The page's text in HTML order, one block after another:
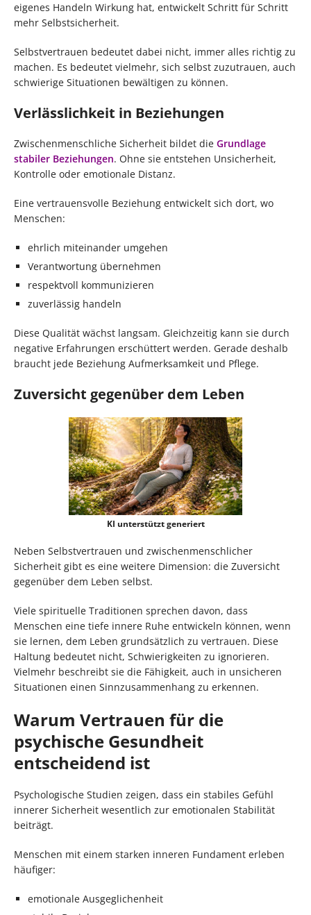
eigenes Handeln Wirkung hat, entwickelt Schritt für Schritt
mehr Selbstsicherheit.
Selbstvertrauen bedeutet dabei nicht, immer alles richtig zu
machen. Es bedeutet vielmehr, sich selbst zuzutrauen, auch
schwierige Situationen bewältigen zu können.
Verlässlichkeit in Beziehungen
Zwischenmenschliche Sicherheit bildet die Grundlage
stabiler Beziehungen. Ohne sie entstehen Unsicherheit,
Kontrolle oder emotionale Distanz.
Eine vertrauensvolle Beziehung entwickelt sich dort, wo
Menschen:
ehrlich miteinander umgehen
Verantwortung übernehmen
respektvoll kommunizieren
zuverlässig handeln
Diese Qualität wächst langsam. Gleichzeitig kann sie durch
negative Erfahrungen erschüttert werden. Gerade deshalb
braucht jede Beziehung Aufmerksamkeit und Pflege.
Zuversicht gegenüber dem Leben
KI unterstützt generiert
Neben Selbstvertrauen und zwischenmenschlicher
Sicherheit gibt es eine weitere Dimension: die Zuversicht
gegenüber dem Leben selbst.
Viele spirituelle Traditionen sprechen davon, dass
Menschen eine tiefe innere Ruhe entwickeln können, wenn
sie lernen, dem Leben grundsätzlich zu vertrauen. Diese
Haltung bedeutet nicht, Schwierigkeiten zu ignorieren.
Vielmehr beschreibt sie die Fähigkeit, auch in unsicheren
Situationen einen Sinnzusammenhang zu erkennen.
Warum Vertrauen für die
psychische Gesundheit
entscheidend ist
Psychologische Studien zeigen, dass ein stabiles Gefühl
innerer Sicherheit wesentlich zur emotionalen Stabilität
beiträgt.
Menschen mit einem starken inneren Fundament erleben
häufiger:
emotionale Ausgeglichenheit